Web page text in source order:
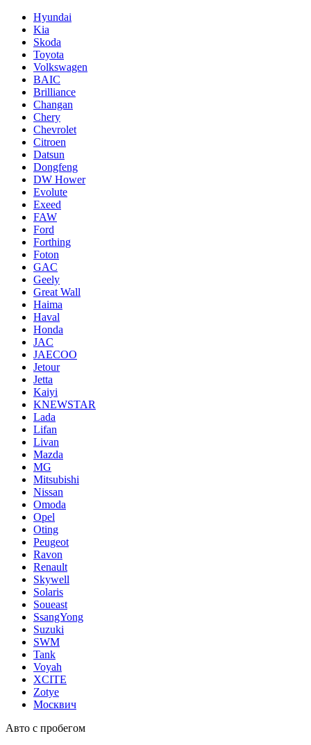
Hyundai
Kia
Skoda
Toyota
Volkswagen
BAIC
Brilliance
Changan
Chery
Chevrolet
Citroen
Datsun
Dongfeng
DW Hower
Evolute
Exeed
FAW
Ford
Forthing
Foton
GAC
Geely
Great Wall
Haima
Haval
Honda
JAC
JAECOO
Jetour
Jetta
Kaiyi
KNEWSTAR
Lada
Lifan
Livan
Mazda
MG
Mitsubishi
Nissan
Omoda
Opel
Oting
Peugeot
Ravon
Renault
Skywell
Solaris
Soueast
SsangYong
Suzuki
SWM
Tank
Voyah
XCITE
Zotye
Москвич
Авто с пробегом